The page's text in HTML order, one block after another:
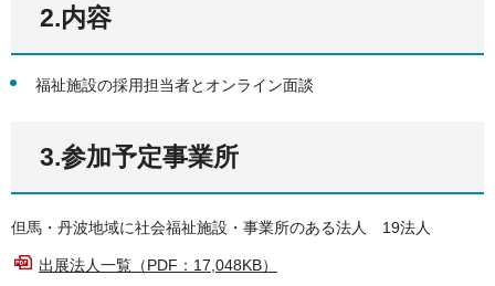
2.内容
福祉施設の採用担当者とオンライン面談
3.参加予定事業所
但馬・丹波地域に社会福祉施設・事業所のある法人 19法人
出展法人一覧（PDF：17,048KB）